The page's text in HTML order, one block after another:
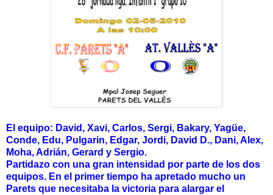
El equipo: David, Xavi, Carlos, Sergi, Bakary, Yagüe,
Conde, Edu, Pulgarin, Edgar, Jordi, David D., Dani, Alex,
Moha, Adrián, Gerard y Sergio.
Partidazo con una gran intensidad por parte de los dos
equipos. En el primer tiempo ha apretado mucho un
Parets que necesitaba la victoria para alargar el